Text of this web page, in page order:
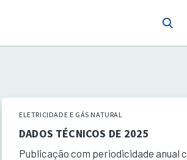
ELETRICIDADE E GÁS NATURAL
DADOS TÉCNICOS DE 2025
Publicação com periodicidade anual